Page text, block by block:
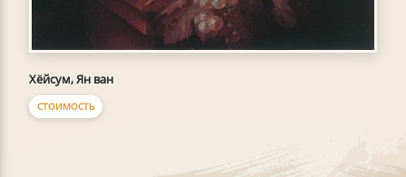
Хёйсум, Ян ван
СТОИМОСТЬ